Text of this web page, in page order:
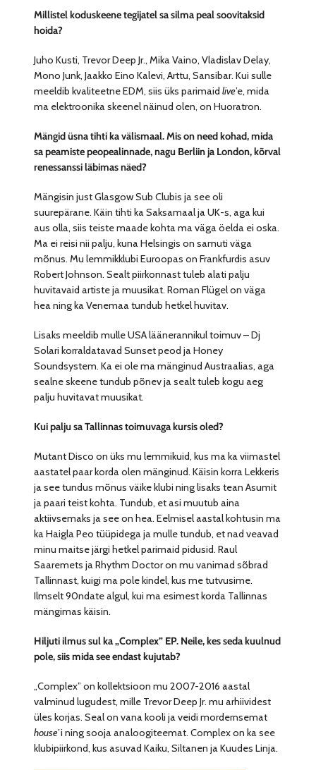
Millistel koduskeene tegijatel sa silma peal soovitaksid
hoida?
Juho Kusti, Trevor Deep Jr., Mika Vaino, Vladislav Delay,
Mono Junk, Jaakko Eino Kalevi, Arttu, Sansibar. Kui sulle
meeldib kvaliteetne EDM, siis üks parimaidlive’e, mida
ma elektroonika skeenel näinud olen, on Huoratron.
Mängid üsna tihti ka välismaal. Mis on need kohad, mida
sa peamiste peopealinnade, nagu Berliin ja London, kõrval
renessanssi läbimas näed?
Mängisin just Glasgow Sub Clubis ja see oli
suurepärane. Käin tihti ka Saksamaal ja UK-s, aga kui
aus olla, siis teiste maade kohta ma väga öelda ei oska.
Ma ei reisi nii palju, kuna Helsingis on samuti väga
mõnus. Mu lemmikklubi Euroopas on Frankfurdis asuv
Robert Johnson. Sealt piirkonnast tuleb alati palju
huvitavaid artiste ja muusikat. Roman Flügel on väga
hea ning ka Venemaa tundub hetkel huvitav.
Lisaks meeldib mulle USA läänerannikul toimuv – Dj
Solari korraldatavad Sunset peod ja Honey
Soundsystem. Ka ei ole ma mänginud Austraalias, aga
sealne skeene tundub põnev ja sealt tuleb kogu aeg
palju huvitavat muusikat.
Kui palju sa Tallinnas toimuvaga kursis oled?
Mutant Disco on üks mu lemmikuid, kus ma ka viimastel
aastatel paar korda olen mänginud. Käisin korra Lekkeris
ja see tundus mõnus väike klubi ning lisaks tean Asumit
ja paari teist kohta. Tundub, et asi muutub aina
aktiivsemaks ja see on hea. Eelmisel aastal kohtusin ma
ka Haigla Peo tüüpidega ja mulle tundub, et nad veavad
minu maitse järgi hetkel parimaid pidusid. Raul
Saaremets ja Rhythm Doctor on mu vanimad sõbrad
Tallinnast, kuigi ma pole kindel, kus me tutvusime.
Ilmselt 90ndate algul, kui ma esimest korda Tallinnas
mängimas käisin.
Hiljuti ilmus sul ka „Complex” EP. Neile, kes seda kuulnud
pole, siis mida see endast kujutab?
„Complex” on kollektsioon mu 2007-2016 aastal
valminud lugudest, mille Trevor Deep Jr. mu arhiividest
üles korjas. Seal on vana kooli ja veidi mordernsemat
house’i ning sooja analoogiteemat. Complex on ka see
klubipiirkond, kus asuvad Kaiku, Siltanen ja Kuudes Linja.